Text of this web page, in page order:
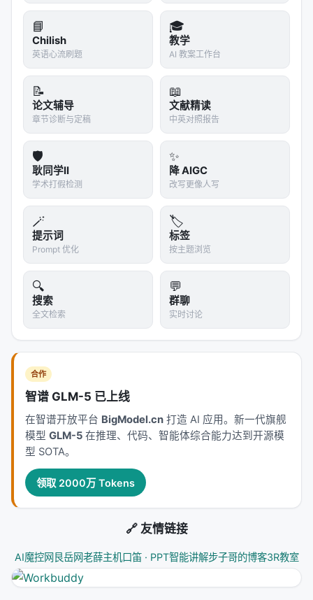
📘
Chilish
英语心流刷题
🎓
教学
AI 教案工作台
📝
论文辅导
章节诊断与定稿
📖
文献精读
中英对照报告
🛡️
耿同学II
学术打假检测
✨
降 AIGC
改写更像人写
🪄
提示词
Prompt 优化
🏷️
标签
按主题浏览
🔍
搜索
全文检索
💬
群聊
实时讨论
合作
智谱 GLM-5 已上线
在智谱开放平台 BigModel.cn 打造 AI 应用。新一代旗舰
模型 GLM-5 在推理、代码、智能体综合能力达到开源模
型 SOTA。
领取 2000万 Tokens
🔗 友情链接
AI魔控网 艮岳网老薛主机口笛 · PPT智能讲解步子哥的博客3R教室